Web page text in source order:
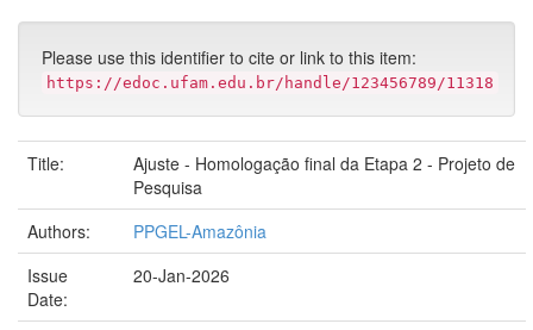
Please use this identifier to cite or link to this item:
https://edoc.ufam.edu.br/handle/123456789/11318
Title:
Ajuste - Homologação final da Etapa 2 - Projeto de
Pesquisa
Authors:
PPGEL-Amazônia
Issue
Date:
20-Jan-2026